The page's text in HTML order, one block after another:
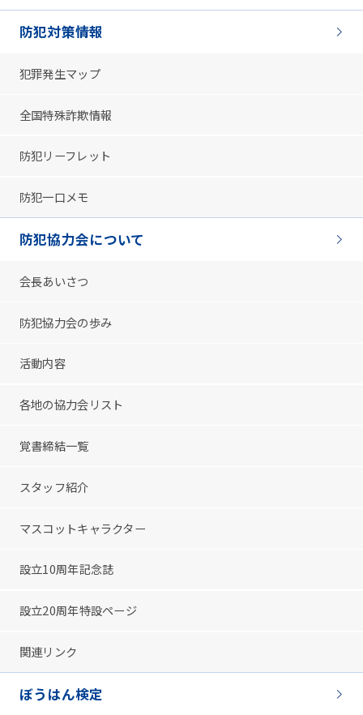
防犯対策情報
犯罪発生マップ
全国特殊詐欺情報
防犯リーフレット
防犯一口メモ
防犯協力会について
会長あいさつ
防犯協力会の歩み
活動内容
各地の協力会リスト
覚書締結一覧
スタッフ紹介
マスコットキャラクター
設立10周年記念誌
設立20周年特設ページ
関連リンク
ぼうはん検定